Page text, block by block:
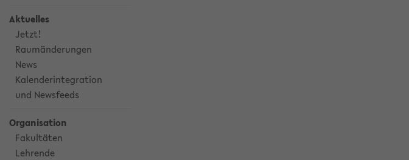
Aktuelles
Jetzt!
Raumänderungen
News
Kalenderintegration
und Newsfeeds
Organisation
Fakultäten
Lehrende